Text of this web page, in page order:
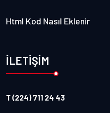
Html Kod Nasıl Eklenir
İLETİŞİM
T (224) 711 24 43